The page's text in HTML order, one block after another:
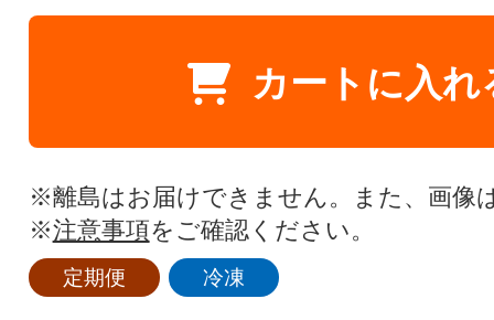
カートに入れ
※離島はお届けできません。また、画像
※注意事項をご確認ください。
定期便 冷凍